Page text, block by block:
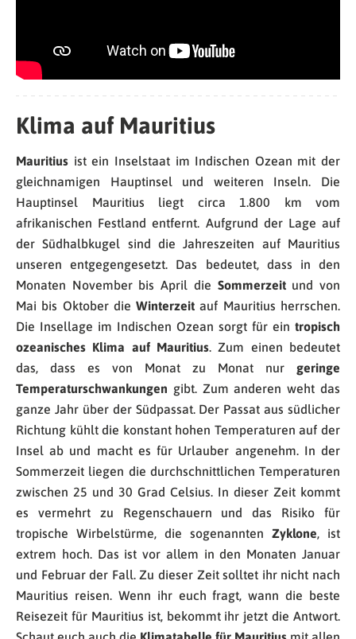
Klima auf Mauritius
Mauritius ist ein Inselstaat im Indischen Ozean mit der
gleichnamigen Hauptinsel und weiteren Inseln. Die
Hauptinsel Mauritius liegt circa 1.800 km vom
afrikanischen Festland entfernt. Aufgrund der Lage auf
der Südhalbkugel sind die Jahreszeiten auf Mauritius
unseren entgegengesetzt. Das bedeutet, dass in den
Monaten November bis April die Sommerzeitund von
Mai bis Oktober dieWinterzeit auf Mauritius herrschen.
Die Insellage im Indischen Ozean sorgt für ein tropisch
ozeanisches Klima auf Mauritius. Zum einen bedeutet
das, dass es von Monat zu Monat nur geringe
Temperaturschwankungen gibt. Zum anderen weht das
ganze Jahr über der Südpassat. Der Passat aus südlicher
Richtung kühlt die konstant hohen Temperaturen auf der
Insel ab und macht es für Urlauber angenehm. In der
Sommerzeit liegen die durchschnittlichen Temperaturen
zwischen 25 und 30 Grad Celsius. In dieser Zeit kommt
es vermehrt zu Regenschauern und das Risiko für
tropische Wirbelstürme, die sogenannten Zyklone, ist
extrem hoch. Das ist vor allem in den Monaten Januar
und Februar der Fall. Zu dieser Zeit solltet ihr nicht nach
Mauritius reisen. Wenn ihr euch fragt, wann die beste
Reisezeit für Mauritius ist, bekommt ihr jetzt die Antwort.